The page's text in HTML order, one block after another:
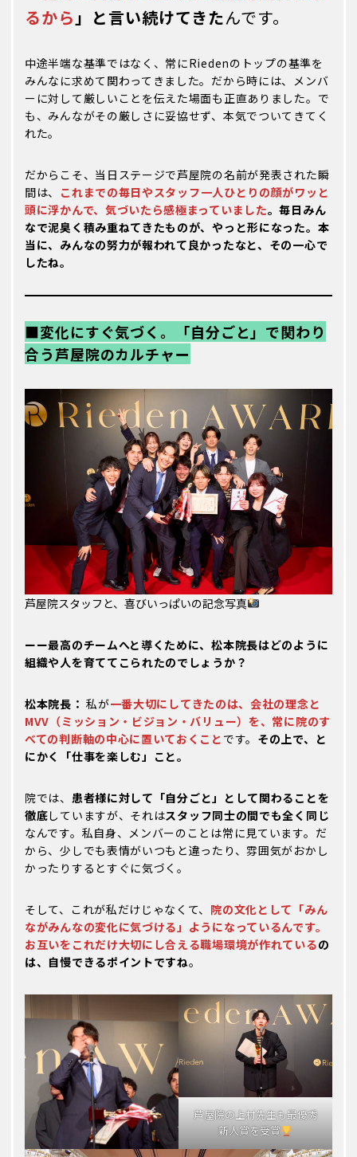
CONTACT
るから」と言い続けてきたんです。
中途半端な基準ではなく、常にRiedenのトップの基準を
みんなに求めて関わってきました。だから時には、メンバ
ーに対して厳しいことを伝えた場面も正直ありました。で
も、みんながその厳しさに妥協せず、本気でついてきてく
れた。
だからこそ、当日ステージで芦屋院の名前が発表された瞬
間は、 これまでの毎日やスタッフ一人ひとりの顔がワッと
頭に浮かんで、気づいたら感極まっていました。毎日みん
なで泥臭く積み重ねてきたものが、やっと形になった。本
当に、みんなの努力が報われて良かったなと、その一心で
したね。
■変化にすぐ気づく。「自分ごと」で関わり
合う芦屋院のカルチャー
芦屋院スタッフと、喜びいっぱいの記念写真
ーー最高のチームへと導くために、松本院長はどのように
組織や人を育ててこられたのでしょうか？
松本院長： 私が一番大切にしてきたのは、会社の理念と
MVV（ミッション・ビジョン・バリュー）を、常に院のす
べての判断軸の中心に置いておくこと です。 その上で、と
にかく「仕事を楽しむ」こと。
院では、 患者様に対して「自分ごと」として関わることを
徹底していますが、それはスタッフ同士の間でも全く同じ
なんです。私自身、メンバーのことは常に見ています。だ
から、少しでも表情がいつもと違ったり、雰囲気がおかし
かったりするとすぐに気づく。
そして、これが私だけじゃなくて、 院の文化として「みん
ながみんなの変化に気づける」ようになっているんです。
お互いをこれだけ大切にし合える職場環境が作れているの
は、自慢できるポイントですね。
芦屋院の上村先生も最優秀
新人賞を受賞